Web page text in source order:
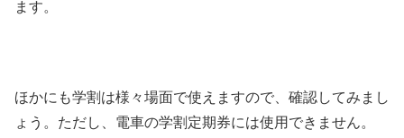
ます。
ほかにも学割は様々場面で使えますので、確認してみまし
ょう。ただし、電車の学割定期券には使用できません。